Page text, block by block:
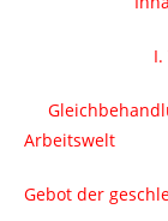
I.
Arbeitswelt
Gebot der